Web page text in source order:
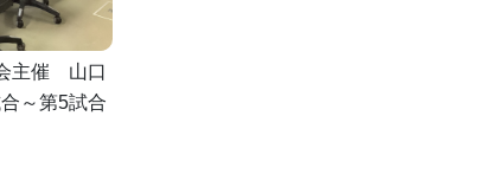
主催 山口
～第5試合